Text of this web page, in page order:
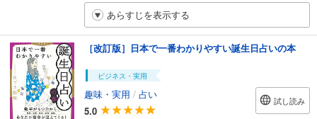
あらすじを表示する
［改訂版］日本で一番わかりやすい誕生日占いの本
ビジネス・実用
趣味・実用 / 占い
5.0
試し読み